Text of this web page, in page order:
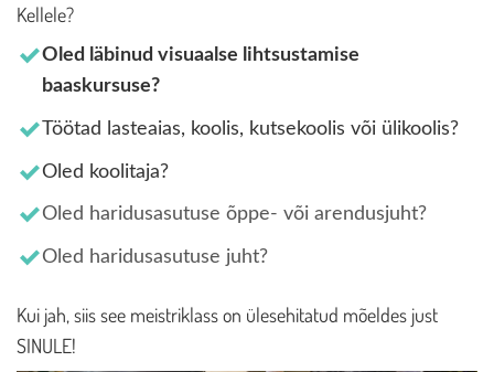
Kellele?
Oled läbinud visuaalse lihtsustamise
baaskursuse?
Töötad lasteaias, koolis, kutsekoolis või ülikoolis?
Oled koolitaja?
Oled haridusasutuse õppe- või arendusjuht?
Oled haridusasutuse juht?
Kui jah, siis see meistriklass on ülesehitatud mõeldes just
SINULE!